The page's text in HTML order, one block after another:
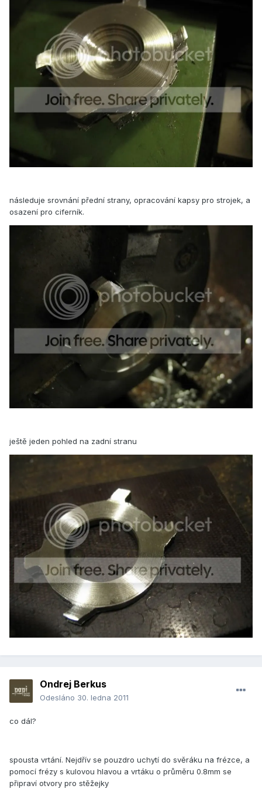
následuje srovnání přední strany, opracování kapsy pro strojek, a
osazení pro ciferník.
ještě jeden pohled na zadní stranu
Ondrej Berkus
Odesláno 30. ledna 2011
co dál?
spousta vrtání. Nejdřív se pouzdro uchytí do svěráku na frézce, a
pomocí frézy s kulovou hlavou a vrtáku o průměru 0.8mm se
připraví otvory pro stěžejky